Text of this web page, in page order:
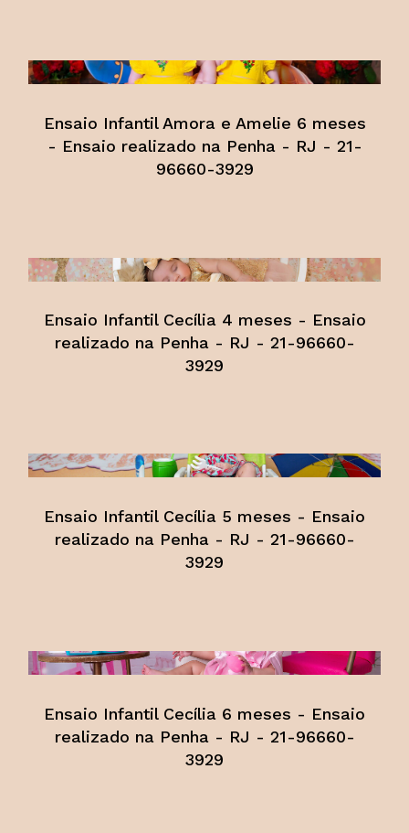
Ensaio Infantil Amora e Amelie 6 meses
- Ensaio realizado na Penha - RJ - 21-
96660-3929
Ensaio Infantil Cecília 4 meses - Ensaio
realizado na Penha - RJ - 21-96660-
3929
Ensaio Infantil Cecília 5 meses - Ensaio
realizado na Penha - RJ - 21-96660-
3929
Ensaio Infantil Cecília 6 meses - Ensaio
realizado na Penha - RJ - 21-96660-
3929